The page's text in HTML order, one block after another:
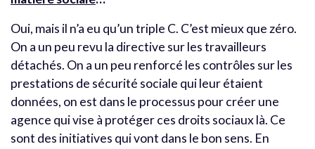
Oui, mais il n’a eu qu’un triple C. C’est mieux que zéro.
On a un peu revu la directive sur les travailleurs
détachés. On a un peu renforcé les contrôles sur les
prestations de sécurité sociale qui leur étaient
données, on est dans le processus pour créer une
agence qui vise à protéger ces droits sociaux là. Ce
sont des initiatives qui vont dans le bon sens. En